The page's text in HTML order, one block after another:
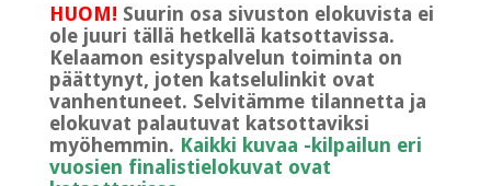
HUOM! Suurin osa sivuston elokuvista ei
ole juuri tällä hetkellä katsottavissa.
Kelaamon esityspalvelun toiminta on
päättynyt, joten katselulinkit ovat
vanhentuneet. Selvitämme tilannetta ja
elokuvat palautuvat katsottaviksi
myöhemmin. Kaikki kuvaa -kilpailun eri
vuosien finalistielokuvat ovat